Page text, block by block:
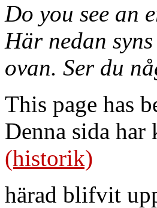
Do you see an
Här nedan syns
ovan. Ser du
This page has
Denna sida
(historik)
härad blifvit